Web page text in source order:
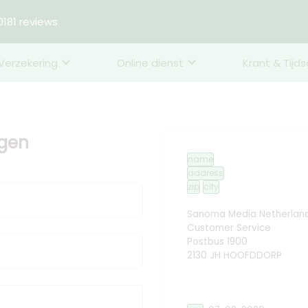
reviews
Online dienst Krant &
name
address
zip city
Sanoma Media
Customer Service
Postbus 1900
2130 JH HOOFDDORP